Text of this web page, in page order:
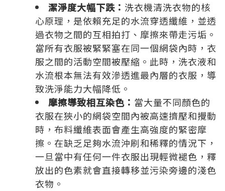
潔淨度大幅下跌： 洗衣機清洗衣物的核
心原理，是依賴充足的水流穿透纖維，並透
過衣物之間的互相拍打、摩擦來帶走污垢。
當所有衣服被緊緊塞在同一個網袋內時，衣
服之間的活動空間被壓縮。此時，洗衣液和
水流根本無法有效滲透進最內層的衣服，導
致洗淨能力大幅降低。
摩擦導致相互染色： 當大量不同顏色的
衣服在狹小的網袋空間內被高速擠壓和攪動
時，布料纖維表面會產生高強度的緊密摩
擦。在缺乏足夠水流沖刷和稀釋的情況下，
一旦當中有任何一件衣服出現輕微褪色，釋
放出的色素就會直接轉移並污染旁邊的淺色
衣物。